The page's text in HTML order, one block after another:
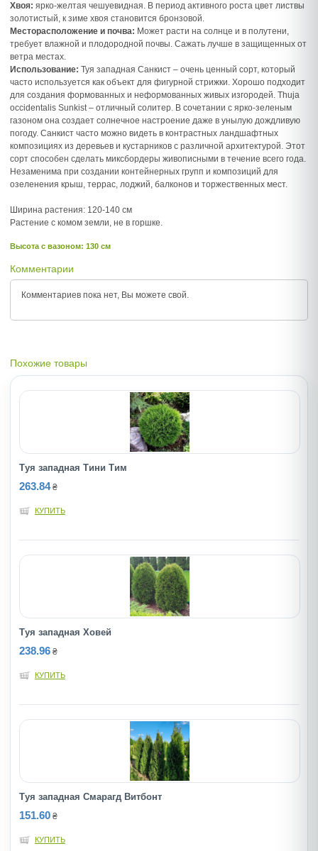
Хвоя: ярко-желтая чешуевидная. В период активного роста цвет листвы
золотистый, к зиме хвоя становится бронзовой.
Месторасположение и почва: Может расти на солнце и в полутени,
требует влажной и плодородной почвы. Сажать лучше в защищенных от
ветра местах.
Использование: Туя западная Санкист – очень ценный сорт, который
часто используется как объект для фигурной стрижки. Хорошо подходит
для создания формованных и неформованных живых изгородей. Thuja
occidentalis Sunkist – отличный солитер. В сочетании с ярко-зеленым
газоном она создает солнечное настроение даже в унылую дождливую
погоду. Санкист часто можно видеть в контрастных ландшафтных
композициях из деревьев и кустарников с различной архитектурой. Этот
сорт способен сделать миксбордеры живописными в течение всего года.
Незаменима при создании контейнерных групп и композиций для
озеленения крыш, террас, лоджий, балконов и торжественных мест.
Ширина растения: 120-140 см
Растение с комом земли, не в горшке.
Высота c вазоном: 130 см
Комментарии
Комментариев пока нет, Вы можете свой.
Похожие товары
Туя западная Тини Тим
263.84 ₴
КУПИТЬ
Туя западная Ховей
238.96 ₴
КУПИТЬ
Туя западная Смарагд Витбонт
151.60 ₴
КУПИТЬ